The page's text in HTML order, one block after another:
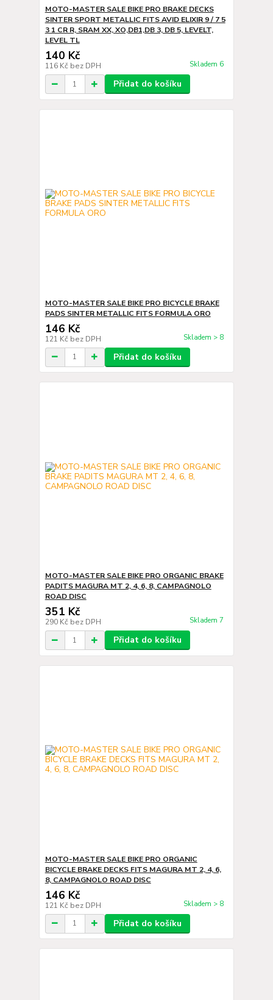
MOTO-MASTER SALE BIKE PRO BRAKE DECKS
SINTER SPORT METALLIC FITS AVID ELIXIR 9 / 7 5
3 1 CR R, SRAM XX, XO,DB1,DB 3, DB 5, LEVELT,
LEVEL TL
140 Kč
116 Kč bez DPH Skladem 6
Přidat do košíku
MOTO-MASTER SALE BIKE PRO BICYCLE BRAKE
PADS SINTER METALLIC FITS FORMULA ORO
146 Kč
121 Kč bez DPH Skladem > 8
Přidat do košíku
MOTO-MASTER SALE BIKE PRO ORGANIC BRAKE
PADITS MAGURA MT 2, 4, 6, 8, CAMPAGNOLO
ROAD DISC
351 Kč
290 Kč bez DPH Skladem 7
Přidat do košíku
MOTO-MASTER SALE BIKE PRO ORGANIC
BICYCLE BRAKE DECKS FITS MAGURA MT 2, 4, 6,
8, CAMPAGNOLO ROAD DISC
146 Kč
121 Kč bez DPH Skladem > 8
Přidat do košíku